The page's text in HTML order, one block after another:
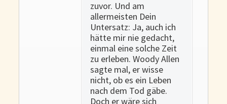
zuvor. Und am
allermeisten Dein
Untersatz: Ja, auch ich
hätte mir nie gedacht,
einmal eine solche Zeit
zu erleben. Woody Allen
sagte mal, er wisse
nicht, ob es ein Leben
nach dem Tod gäbe.
Doch er wäre sich